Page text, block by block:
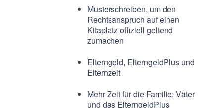
Musterschreiben, um den
Rechtsanspruch auf einen
Kitaplatz offiziell geltend
zumachen
Elterngeld, ElterngeldPlus und
Elternzeit
Mehr Zeit für die Familie: Väter
und das ElterngeldPlus